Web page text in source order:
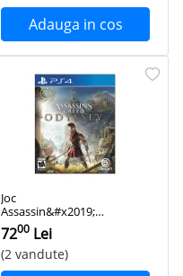
Adauga in cos
Joc
Assassin&#x2019;s
Creed Odyssey PS4
PlayStation 4,
Second-Hand
7200 Lei
(2 vandute)